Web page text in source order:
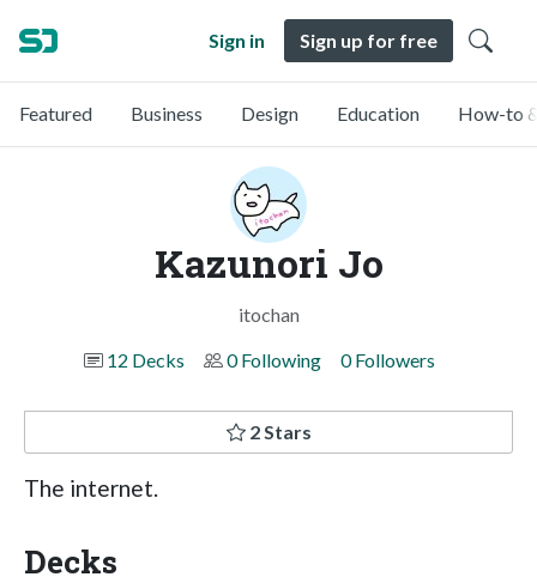
Sign in Sign up for free
Featured Business Design Education How-to
Kazunori Jo
itochan
12 Decks
0 Following 0 Followers
2 Stars
The internet.
Decks